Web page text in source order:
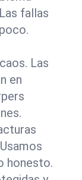
fallas
Las
en
honesto.